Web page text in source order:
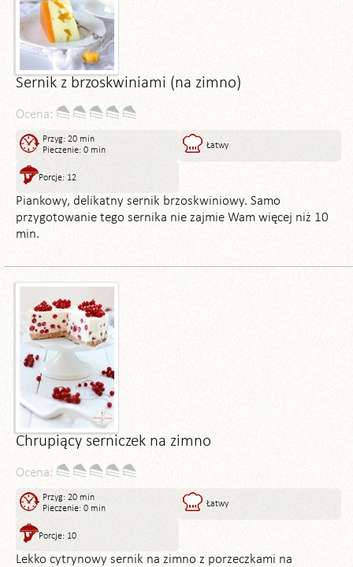
Sernik z brzoskwiniami (na zimno)
Ocena:
Przyg: 20 min
Pieczenie: 0 min
Łatwy
Porcje: 12
Piankowy, delikatny sernik brzoskwiniowy. Samo
przygotowanie tego sernika nie zajmie Wam więcej niż 10
min.
Chrupiący serniczek na zimno
Ocena:
Przyg: 20 min
Pieczenie: 0 min
Łatwy
Porcje: 10
Lekko cytrynowy sernik na zimno z porzeczkami na